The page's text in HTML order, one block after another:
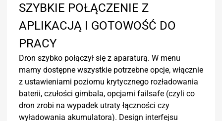
SZYBKIE POŁĄCZENIE Z
APLIKACJĄ I GOTOWOŚĆ DO
PRACY
Dron szybko połączył się z aparaturą. W menu
mamy dostępne wszystkie potrzebne opcje, włącznie
z ustawieniami poziomu krytycznego rozładowania
baterii, czułości gimbala, opcjami failsafe (czyli co
dron zrobi na wypadek utraty łączności czy
wyładowania akumulatora). Design interfejsu